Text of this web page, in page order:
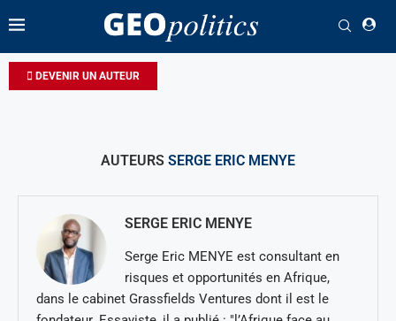
DEVENIR UN AUTEUR
AUTEURS SERGE ERIC MENYE
SERGE ERIC MENYE
Serge Eric MENYE est consultant en
risques et opportunités en Afrique,
dans le cabinet Grassfields Ventures dont il est le